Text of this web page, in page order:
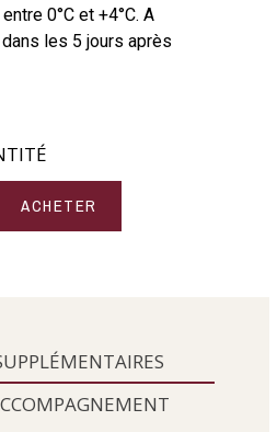
0°C et +4°C. A
les 5 jours après
ACHETER